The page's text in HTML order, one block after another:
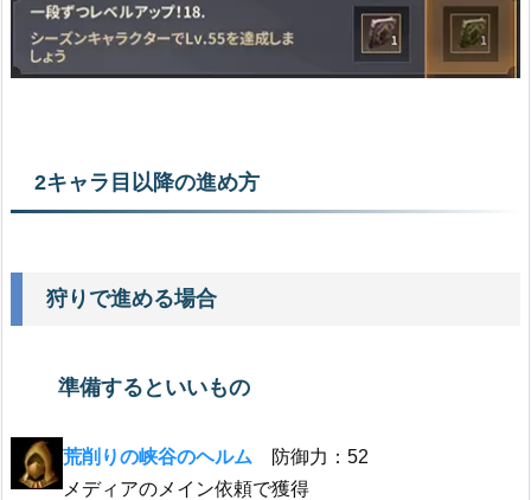
2キャラ目以降の進め方
狩りで進める場合
準備するといいもの
荒削りの峡谷のヘルム 防御力：52
メディアのメイン依頼で獲得